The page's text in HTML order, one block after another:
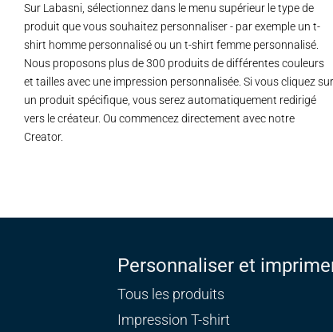
Sur Labasni, sélectionnez dans le menu supérieur le type de
produit que vous souhaitez personnaliser - par exemple un t-
shirt homme personnalisé ou un t-shirt femme personnalisé.
Nous proposons plus de 300 produits de différentes couleurs
et tailles avec une impression personnalisée. Si vous cliquez sur
un produit spécifique, vous serez automatiquement redirigé
vers le créateur. Ou commencez directement avec notre
Creator.
Personnaliser et
Tous les produits
Impression T-shirt